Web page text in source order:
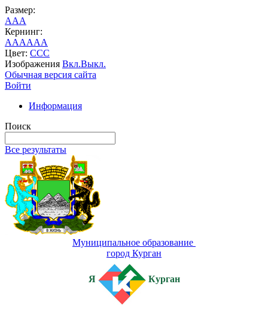
Размер:
AAA
Кернинг:
AAAAAA
Цвет: CCC
Изображения Вкл.Выкл.
Обычная версия сайта
Войти
Информация
Поиск
Все результаты
Муниципальное образование
город Курган
Я Курган